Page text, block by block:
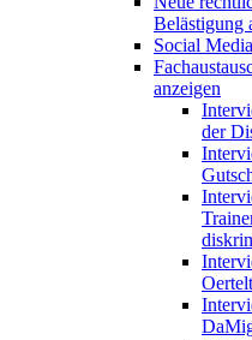
Belästigung
Social
anzeigen
der